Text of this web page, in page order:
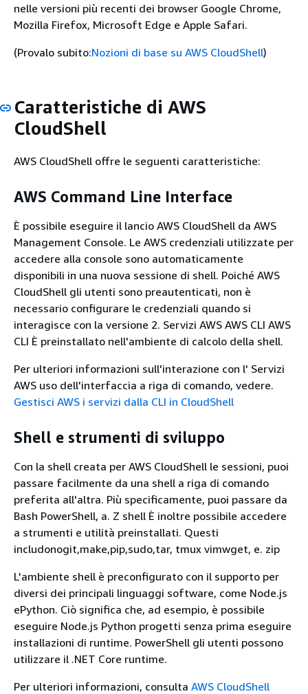
nelle versioni più recenti dei browser Google Chrome,
Mozilla Firefox, Microsoft Edge e Apple Safari.
(Provalo subito:Nozioni di base su AWS CloudShell)
Caratteristiche di AWS
CloudShell
AWS CloudShell offre le seguenti caratteristiche:
AWS Command Line Interface
È possibile eseguire il lancio AWS CloudShell da AWS
Management Console. Le AWS credenziali utilizzate per
accedere alla console sono automaticamente
disponibili in una nuova sessione di shell. Poiché AWS
CloudShell gli utenti sono preautenticati, non è
necessario configurare le credenziali quando si
interagisce con la versione 2. Servizi AWS AWS CLI AWS
CLI È preinstallato nell'ambiente di calcolo della shell.
Per ulteriori informazioni sull'interazione con l' Servizi
AWS uso dell'interfaccia a riga di comando, vedere.
Gestisci AWS i servizi dalla CLI in CloudShell
Shell e strumenti di sviluppo
Con la shell creata per AWS CloudShell le sessioni, puoi
passare facilmente da una shell a riga di comando
preferita all'altra. Più specificamente, puoi passare da
Bash PowerShell, a. Z shell È inoltre possibile accedere
a strumenti e utilità preinstallati. Questi
includonogit,make,pip,sudo,tar, tmux vimwget, e. zip
L'ambiente shell è preconfigurato con il supporto per
diversi dei principali linguaggi software, come Node.js
ePython. Ciò significa che, ad esempio, è possibile
eseguire Node.js Python progetti senza prima eseguire
installazioni di runtime. PowerShell gli utenti possono
utilizzare il .NET Core runtime.
Per ulteriori informazioni, consulta AWS CloudShell